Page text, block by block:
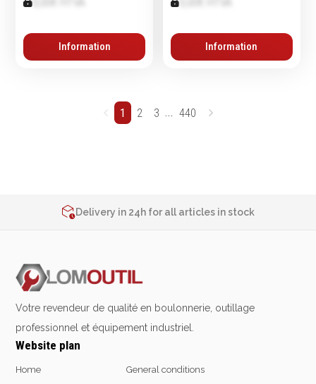
Information Information
1 2 3 ... 440
Delivery in 24h for all articles in stock
Votre revendeur de qualité en boulonnerie, outillage
professionnel et équipement industriel.
Website plan
Home General conditions